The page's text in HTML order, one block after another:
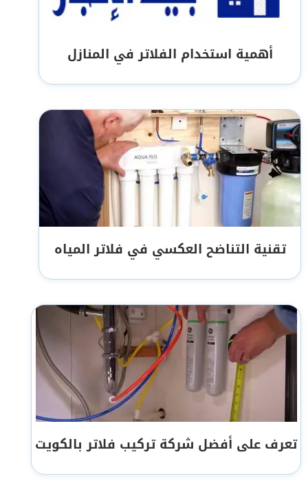
أهمية استخدام الفلاتر في المنازل
تقنية التناضح العكسي في فلاتر المياه
تعرف على أفضل شركة تركيب فلاتر بالكويت